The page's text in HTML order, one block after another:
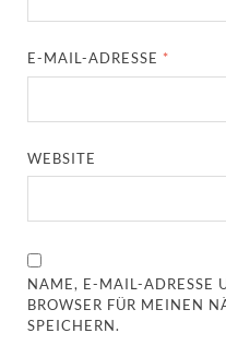
E-MAIL-ADRESSE *
WEBSITE
NAME, E-MAIL-ADRESSE
BROWSER FÜR MEINEN
SPEICHERN.